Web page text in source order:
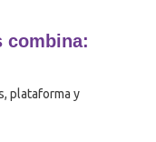
combina:
plataforma y